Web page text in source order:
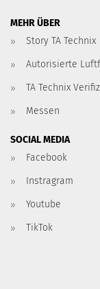
MEHR ÜBER
Story TA Technix
Autorisierte
TA Technix
Messen
SOCIAL MEDIA
Facebook
Instragram
Youtube
TikTok